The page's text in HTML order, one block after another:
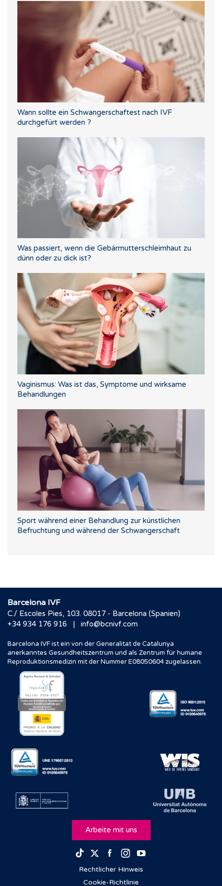
Wann sollte ein Schwangerschaftest nach IVF
durchgefürt werden ?
Was passiert, wenn die Gebärmutterschleimhaut zu
dünn oder zu dick ist?
Vaginismus: Was ist das, Symptome und wirksame
Behandlungen
Sport während einer Behandlung zur künstlichen
Befruchtung und während der Schwangerschaft
Barcelona IVF
C./ Escoles Pies, 103. 08017 - Barcelona (Spanien)
+34 934 176 916
| info@bcnivf.com
Barcelona IVF ist ein von der Generalitat de Catalunya
anerkanntes Gesundheitszentrum und als Zentrum für humane
Reproduktionsmedizin mit der Nummer E08050604 zugelassen.
Arbeite mit uns
TikTokTwitterFacebook
Instagram
Rechtlicher Hinweis
Cookie-Richtlinie